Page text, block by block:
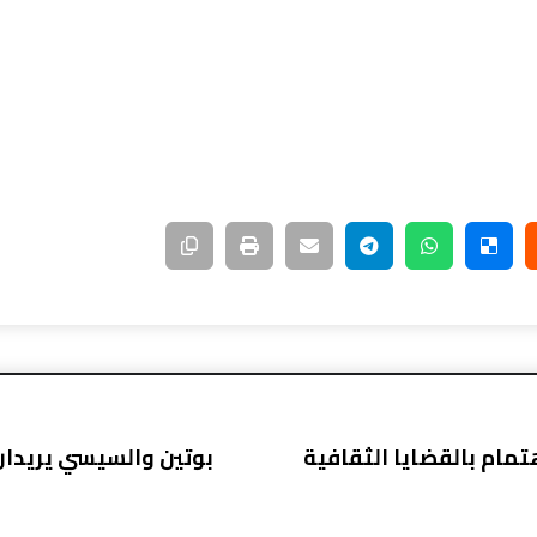
بالقضايا الثقافية بوتين والسيسي